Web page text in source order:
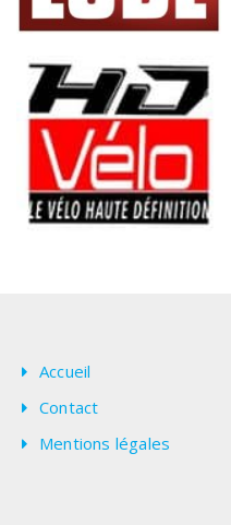
Accueil
Contact
Mentions légales